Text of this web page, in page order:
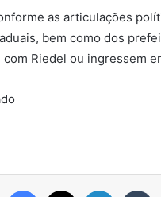
as articulações
bem como dos
Riedel ou ingressem
Facebook Linkedin